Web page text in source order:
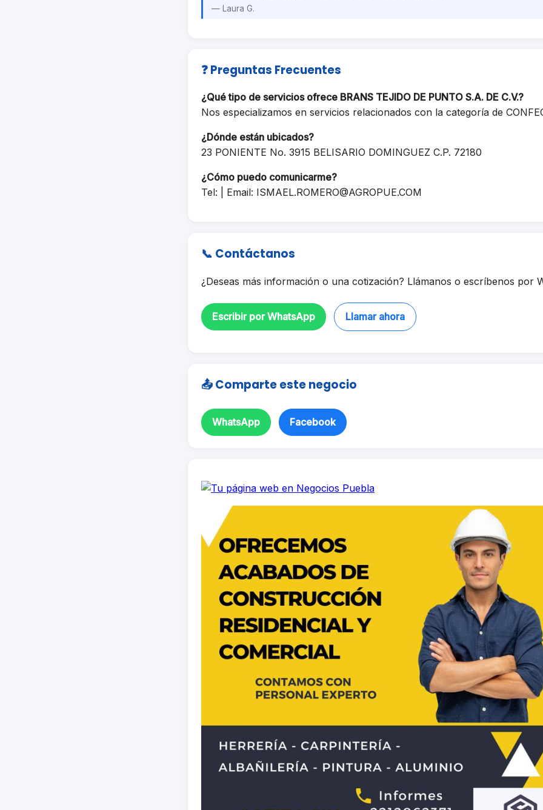
— Laura G.
❓ Preguntas Frecuentes
¿Qué tipo de servicios ofrece BRANS TEJIDO DE PUNTO S.A. DE C.V.?
Nos especializamos en servicios relacionados con la categoría de
¿Dónde están ubicados?
23 PONIENTE No. 3915 BELISARIO DOMINGUEZ C.P. 72180
¿Cómo puedo comunicarme?
Tel: | Email: ISMAEL.ROMERO@AGROPUE.COM
📞 Contáctanos
¿Deseas más información o una cotización? Llámanos o escríbenos por
Escribir por WhatsApp Llamar ahora
📤 Comparte este negocio
WhatsApp Facebook